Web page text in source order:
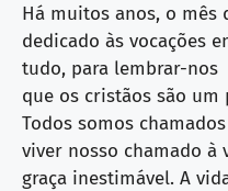
Há muitos anos, o mês
dedicado às vocações
tudo, para lembrar-nos
que os cristãos são um
Todos somos
viver nosso chamado à
graça inestimável. A